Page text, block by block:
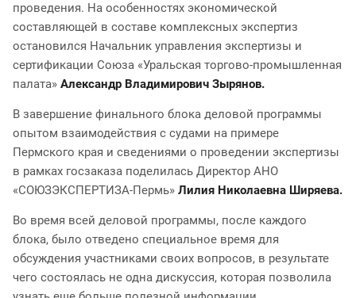
проведения. На особенностях экономической
составляющей в составе комплексных экспертиз
остановился Начальник управления экспертизы и
сертификации Союза «Уральская торгово-промышленная
палата» Александр Владимирович Зырянов.
В завершение финального блока деловой программы
опытом взаимодействия с судами на примере
Пермского края и сведениями о проведении экспертизы
в рамках госзаказа поделилась Директор АНО
«СОЮЗЭКСПЕРТИЗА-Пермь» Лилия Николаевна Ширяева.
Во время всей деловой программы, после каждого
блока, было отведено специальное время для
обсуждения участниками своих вопросов, в результате
чего состоялась не одна дискуссия, которая позволила